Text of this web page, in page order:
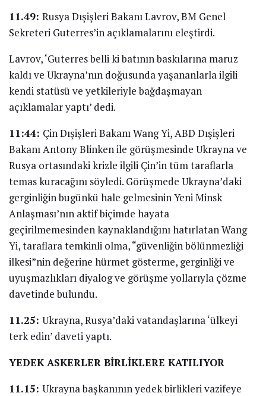
11.49: Rusya Dışişleri Bakanı Lavrov, BM Genel
Sekreteri Guterres’in açıklamalarını eleştirdi.
Lavrov, ‘Guterresbelli ki batının baskılarına maruz
kaldı ve Ukrayna’nın doğusunda yaşananlarla ilgili
kendi statüsü ve yetkileriyle bağdaşmayan
açıklamalar yaptı’ dedi.
11:44: Çin Dışişleri Bakanı Wang Yi, ABD Dışişleri
Bakanı Antony Blinken ile görüşmesinde Ukrayna ve
Rusya ortasındaki krizle ilgili Çin’in tüm taraflarla
temas kuracağını söyledi. Görüşmede Ukrayna’daki
gerginliğin bugünkü hale gelmesinin Yeni Minsk
Anlaşması’nın aktif biçimde hayata
geçirilmemesinden kaynaklandığını hatırlatan Wang
Yi, taraflara temkinli olma, “güvenliğin bölünmezliği
ilkesi”nin değerine hürmet gösterme, gerginliği ve
uyuşmazlıkları diyalog ve görüşme yollarıyla çözme
davetinde bulundu.
11.25: Ukrayna, Rusya’daki vatandaşlarına ‘ülkeyi
terk edin’ daveti yaptı.
YEDEK ASKERLER BİRLİKLERE KATILIYOR
11.15: Ukrayna başkanının yedek birlikleri vazifeye